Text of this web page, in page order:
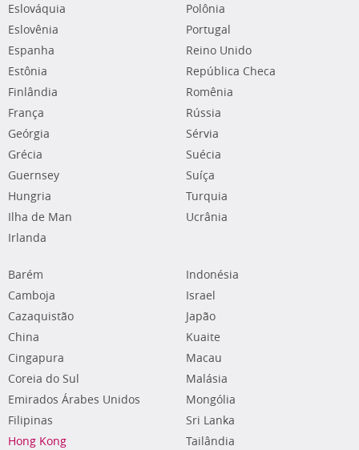
Eslováquia
Eslovênia
Espanha
Estônia
Finlândia
França
Geórgia
Grécia
Guernsey
Hungria
Ilha de Man
Irlanda
Polônia
Portugal
Reino Unido
República Checa
Romênia
Rússia
Sérvia
Suécia
Suíça
Turquia
Ucrânia
Barém
Camboja
Cazaquistão
China
Cingapura
Coreia do Sul
Emirados Árabes Unidos
Filipinas
Hong Kong
Indonésia
Israel
Japão
Kuaite
Macau
Malásia
Mongólia
Sri Lanka
Tailândia